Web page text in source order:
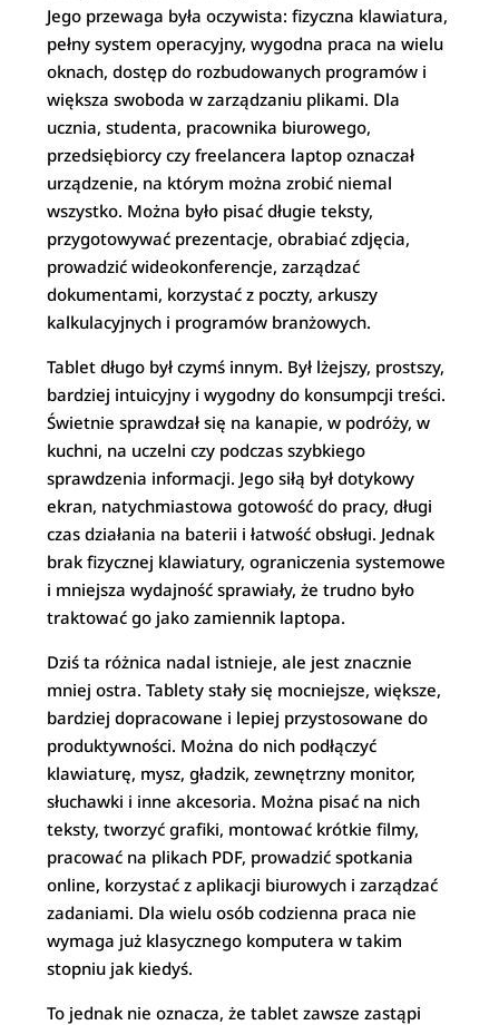
Jego przewaga była oczywista: fizyczna klawiatura,
pełny system operacyjny, wygodna praca na wielu
oknach, dostęp do rozbudowanych programów i
większa swoboda w zarządzaniu plikami. Dla
ucznia, studenta, pracownika biurowego,
przedsiębiorcy czy freelancera laptop oznaczał
urządzenie, na którym można zrobić niemal
wszystko. Można było pisać długie teksty,
przygotowywać prezentacje, obrabiać zdjęcia,
prowadzić wideokonferencje, zarządzać
dokumentami, korzystać z poczty, arkuszy
kalkulacyjnych i programów branżowych.
Tablet długo był czymś innym. Był lżejszy, prostszy,
bardziej intuicyjny i wygodny do konsumpcji treści.
Świetnie sprawdzał się na kanapie, w podróży, w
kuchni, na uczelni czy podczas szybkiego
sprawdzenia informacji. Jego siłą był dotykowy
ekran, natychmiastowa gotowość do pracy, długi
czas działania na baterii i łatwość obsługi. Jednak
brak fizycznej klawiatury, ograniczenia systemowe
i mniejsza wydajność sprawiały, że trudno było
traktować go jako zamiennik laptopa.
Dziś ta różnica nadal istnieje, ale jest znacznie
mniej ostra. Tablety stały się mocniejsze, większe,
bardziej dopracowane i lepiej przystosowane do
produktywności. Można do nich podłączyć
klawiaturę, mysz, gładzik, zewnętrzny monitor,
słuchawki i inne akcesoria. Można pisać na nich
teksty, tworzyć grafiki, montować krótkie filmy,
pracować na plikach PDF, prowadzić spotkania
online, korzystać z aplikacji biurowych i zarządzać
zadaniami. Dla wielu osób codzienna praca nie
wymaga już klasycznego komputera w takim
stopniu jak kiedyś.
To jednak nie oznacza, że tablet zawsze zastąpi